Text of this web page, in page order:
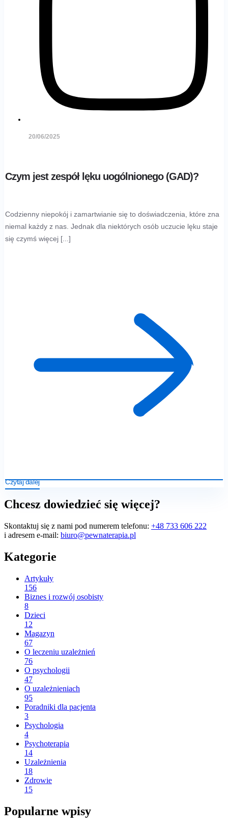
20/06/2025
Czym jest zespół lęku uogólnionego (GAD)?
Codzienny niepokój i zamartwianie się to doświadczenia, które zna
niemal każdy z nas. Jednak dla niektórych osób uczucie lęku staje
się czymś więcej [...]
Czytaj dalej
Chcesz dowiedzieć się więcej?
Skontaktuj się z nami pod numerem telefonu: +48 733 606 222
i adresem e-mail: biuro@pewnaterapia.pl
Kategorie
Artykuły
156
Biznes i rozwój osobisty
8
Dzieci
12
Magazyn
67
O leczeniu uzależnień
76
O psychologii
47
O uzależnieniach
95
Poradniki dla pacjenta
3
Psychologia
4
Psychoterapia
14
Uzależnienia
18
Zdrowie
15
Popularne wpisy